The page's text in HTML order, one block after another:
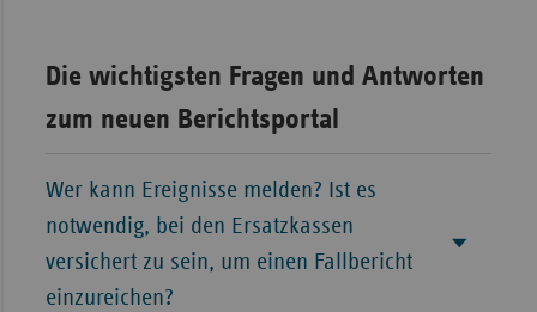
Die wichtigsten Fragen und Antworten
zum neuen Berichtsportal
Wer kann Ereignisse melden? Ist es
notwendig, bei den Ersatzkassen
versichert zu sein, um einen Fallbericht
einzureichen?